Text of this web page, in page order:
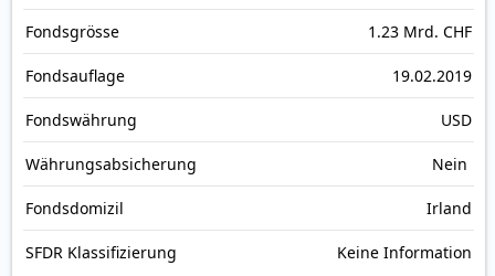
Fonds­grösse 1.23 Mrd. CHF
Fonds­auflage 19.02.2019
Fonds­währung USD
Währungsabsicherung Nein
Fondsdomizil Irland
SFDR Klassifizierung Keine Information